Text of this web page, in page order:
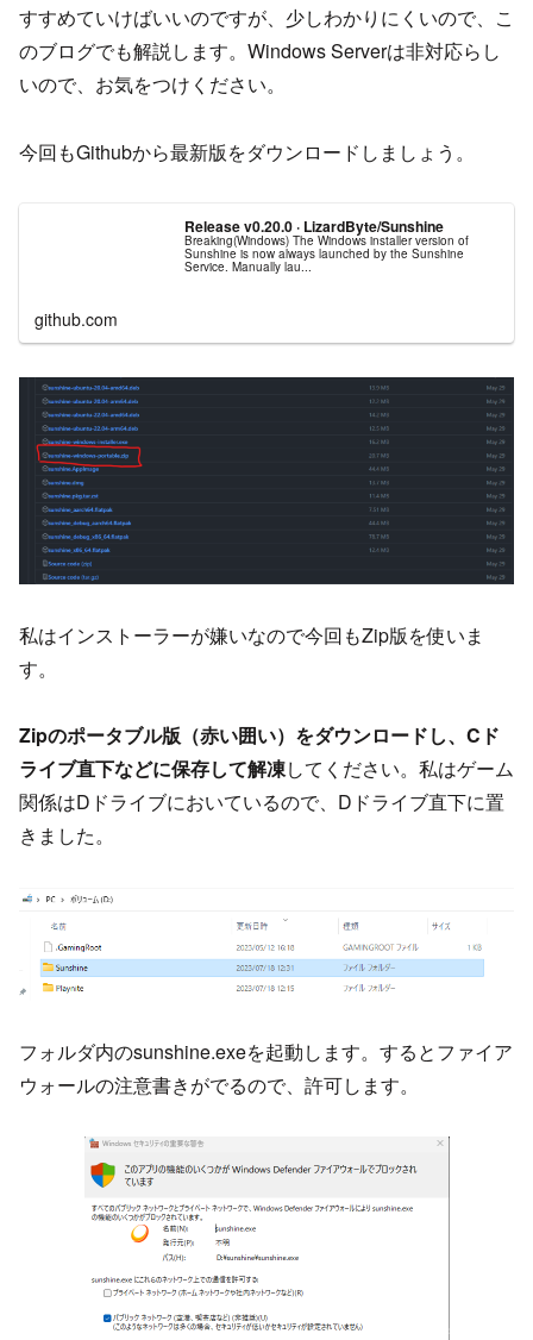
すすめていけばいいのですが、少しわかりにくいので、こ
のブログでも解説します。Windows Serverは非対応らし
いので、お気をつけください。
今回もGithubから最新版をダウンロードしましょう。
Release v0.20.0 · LizardByte/Sunshine
Breaking(Windows) The Windows installer version of
Sunshine is now always launched by the Sunshine
Service. Manually lau...
github.com
私はインストーラーが嫌いなので今回もZip版を使いま
す。
Zipのポータブル版（赤い囲い）をダウンロードし、Cド
ライブ直下などに保存して解凍してください。私はゲーム
関係はDドライブにおいているので、Dドライブ直下に置
きました。
フォルダ内のsunshine.exeを起動します。するとファイア
ウォールの注意書きがでるので、許可します。